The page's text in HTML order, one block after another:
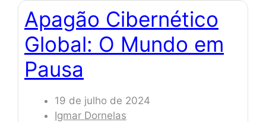
Apagão Cibernético
Global: O Mundo em
Pausa
19 de julho de 2024
Igmar Dornelas